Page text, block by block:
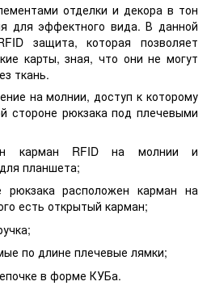
отделки и декора в тон
для эффектного вида. В данной
защита, которая позволяет
карты, зная, что они не могут
ткань.
на молнии, доступ к которому
стороне рюкзака под плечевыми
карман RFID на молнии и
планшета;
рюкзака расположен карман на
есть открытый карман;
по длине плечевые лямки;
в форме КУБа.